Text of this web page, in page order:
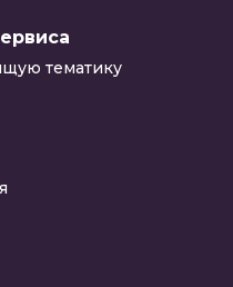
тематику